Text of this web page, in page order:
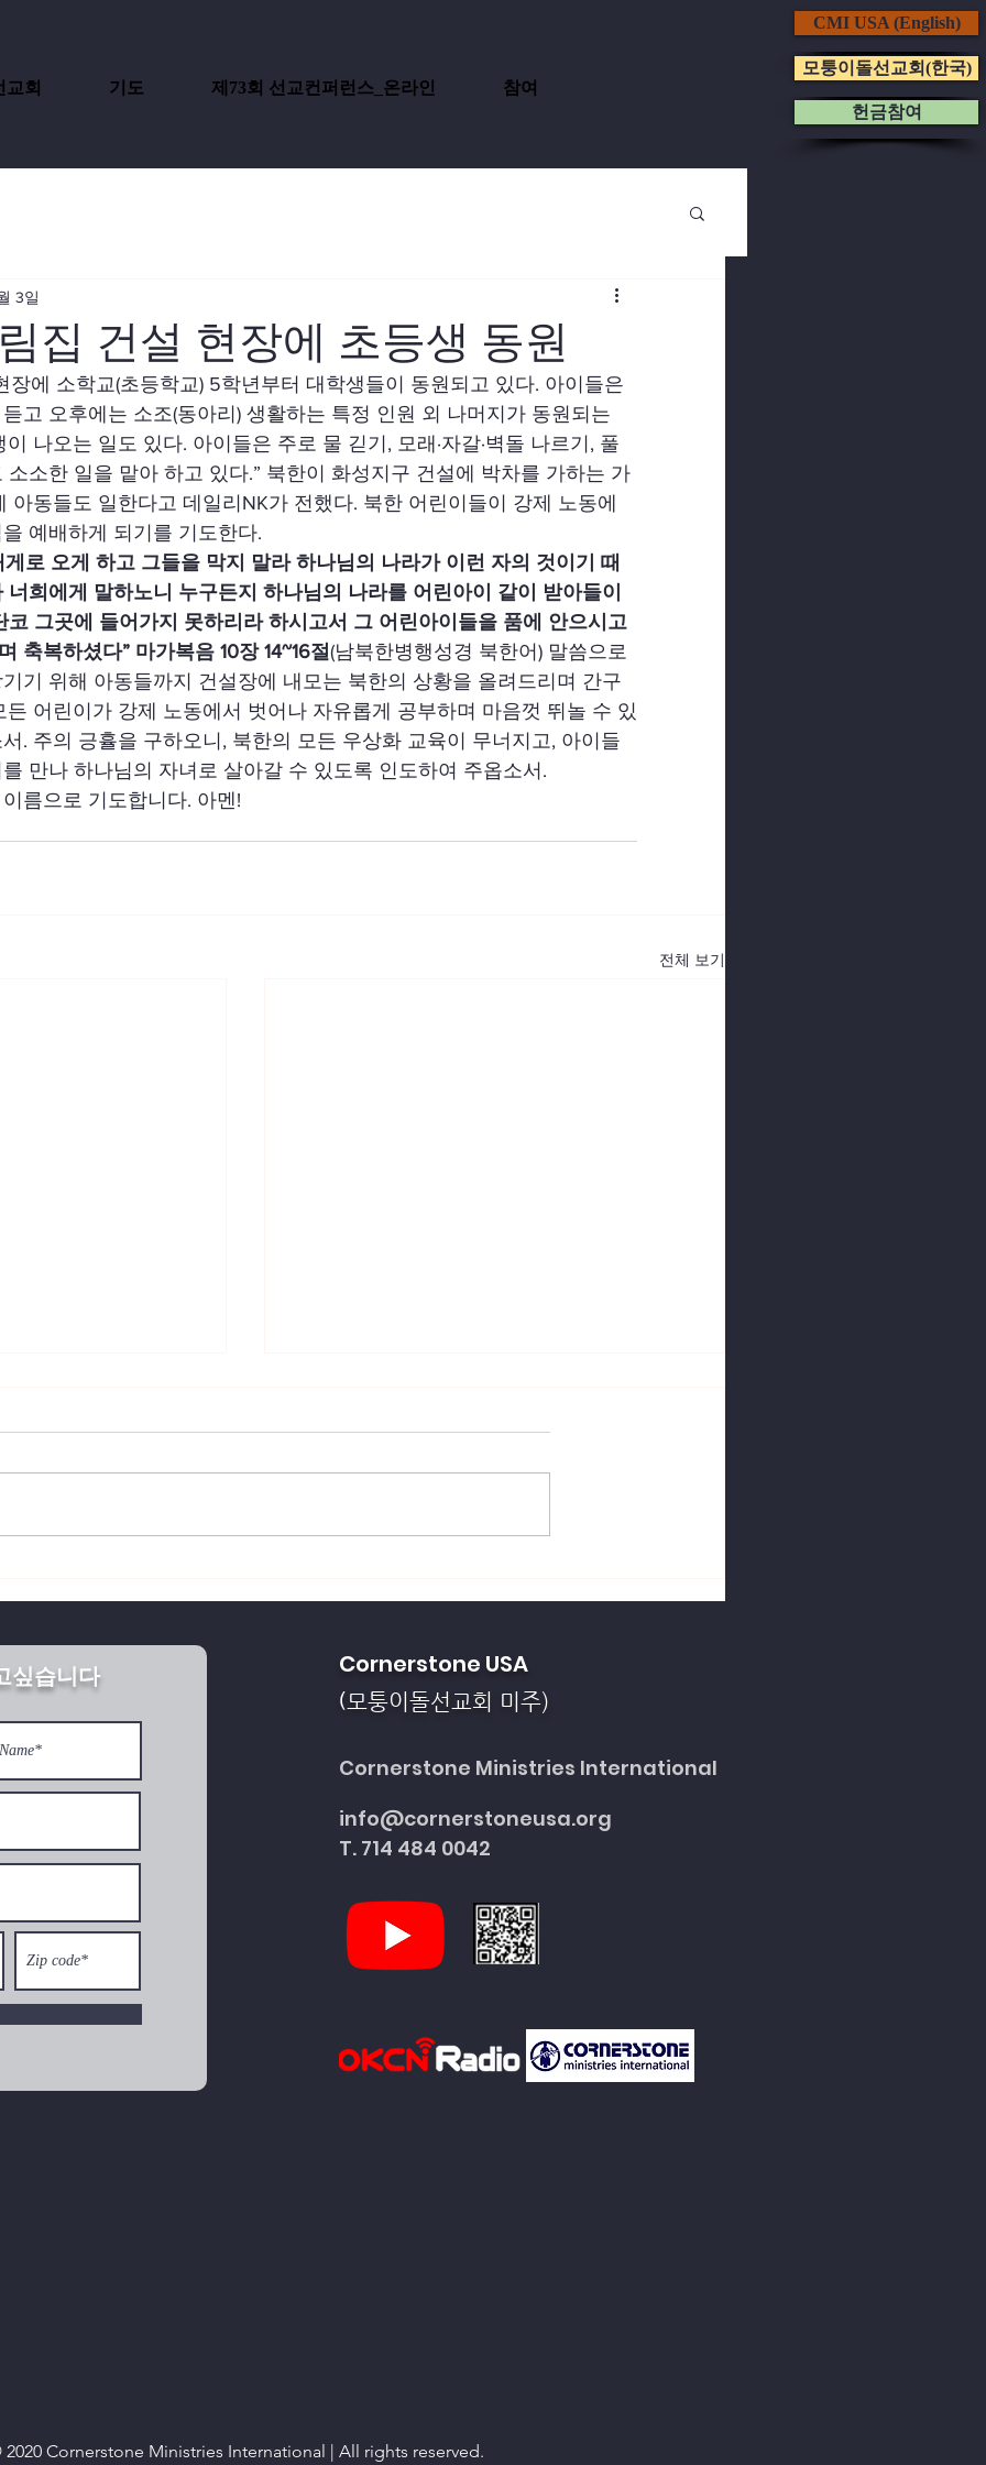
CMI USA (English)
회 기도 제73회 선교컨퍼런스_온라인 참여
모퉁이돌선교회(한국)
헌금참여
집 건설 현장에 초등생 동원
3일
장에 소학교(초등학교) 5학년부터 대학생들이 동원되고 있다. 아이들은
고 오후에는 소조(동아리) 생활하는 특정 인원 외 나머지가 동원되는
나오는 일도 있다. 아이들은 주로 물 긷기, 모래·자갈·벽돌 나르기, 풀
소소한 일을 맡아 하고 있다.” 북한이 화성지구 건설에 박차를 가하는 가
아동들도 일한다고 데일리NK가 전했다. 북한 어린이들이 강제 노동에
예배하게 되기를 기도한다.
게로 오게 하고 그들을 막지 말라 하나님의 나라가 이런 자의 것이기 때
너희에게 말하노니 누구든지 하나님의 나라를 어린아이 같이 받아들이
코 그곳에 들어가지 못하리라 하시고서 그 어린아이들을 품에 안으시고
축복하셨다” 마가복음 10장 14~16절(남북한병행성경 북한어) 말씀으로
기 위해 아동들까지 건설장에 내모는 북한의 상황을 올려드리며 간구
든 어린이가 강제 노동에서 벗어나 자유롭게 공부하며 마음껏 뛰놀 수 있
. 주의 긍휼을 구하오니, 북한의 모든 우상화 교육이 무너지고, 아이들
만나 하나님의 자녀로 살아갈 수 있도록 인도하여 주옵소서.
름으로 기도합니다. 아멘!
전체 보기
되게 하소서
싶습니다 Cornerstone USA
(모퉁이돌선교회 미주)
Cornerstone Ministries International
info@cornerstoneusa.org
T. 714 484 0042
Cornerstone Ministries International | All rights reserved.